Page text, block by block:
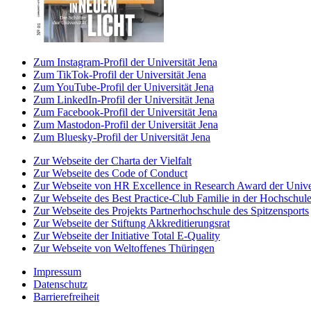
Zum Instagram-Profil der Universität Jena
Zum TikTok-Profil der Universität Jena
Zum YouTube-Profil der Universität Jena
Zum LinkedIn-Profil der Universität Jena
Zum Facebook-Profil der Universität Jena
Zum Mastodon-Profil der Universität Jena
Zum Bluesky-Profil der Universität Jena
Zur Webseite der Charta der Vielfalt
Zur Webseite des Code of Conduct
Zur Webseite von HR Excellence in Research Award der
Zur Webseite des Best Practice-Club Familie in der Hochschule
Zur Webseite des Projekts Partnerhochschule des Spitzensports
Zur Webseite der Stiftung Akkreditierungsrat
Zur Webseite der Initiative Total E-Quality
Zur Webseite von Weltoffenes Thüringen
Impressum
Datenschutz
Barrierefreiheit